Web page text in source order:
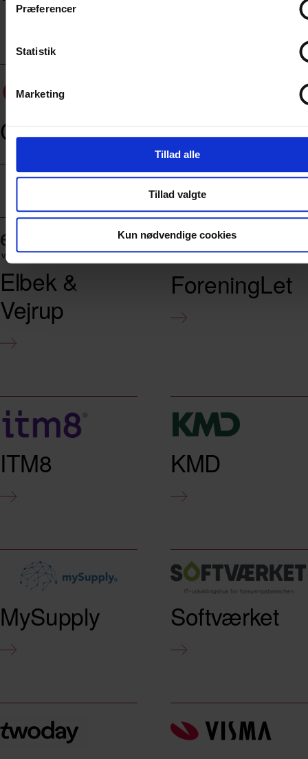
Præferencer
Statistik
Marketing
Tillad alle
Tillad valgte
Kun nødvendige cookies
CGI EG
Elbek &
Vejrup
ForeningLet
ITM8 KMD
MySupply Softværket